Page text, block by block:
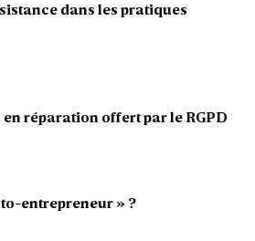
dans les pratiques
réparation offert par le RGPD
entrepreneur » ?